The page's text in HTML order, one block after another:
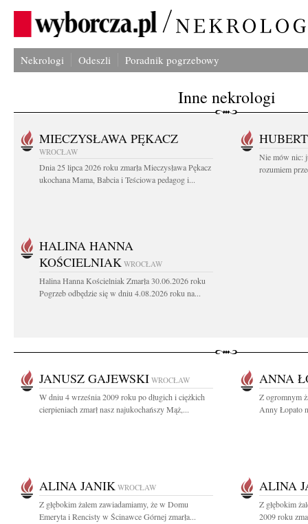
Nekrologi Odeszli Poradnik pogrzebowy
Inne nekrologi
MIECZYSŁAWA PĘKACZ
WROCŁAW
Dnia 25 lipca 2026 roku zmarła Mieczysława Pękacz
ukochana Mama, Babcia i Teściowa pedagog i...
Nie mów nic:
rozumiem
HALINA HANNA
KOŚCIELNIAK WROCŁAW
Halina Hanna Kościelniak Zmarła 30.06.2026 roku
Pogrzeb odbędzie się w dniu 4.08.2026 roku na...
JANUSZ GAJEWSKI WROCŁAW
W dniu 4 września 2009 roku po długich i ciężkich
cierpieniach zmarł nasz najukochańszy Mąż,...
ANNA
Z ogromnym
Anny Łopato
ALINA JANIK WROCŁAW
Z głębokim żalem zawiadamiamy, że w Domu
Emeryta i Rencisty w Ścinawce Górnej zmarła...
ALINA
Z głębokim
2009 roku